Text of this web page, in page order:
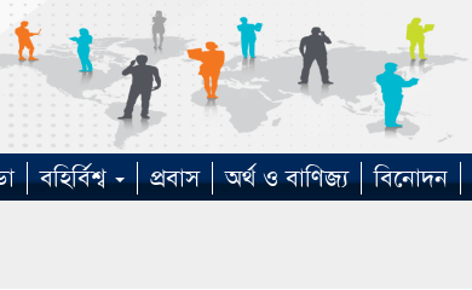
বহির্বিশ্ব প্রবাস অর্থ ও বাণিজ্য বিনোদন